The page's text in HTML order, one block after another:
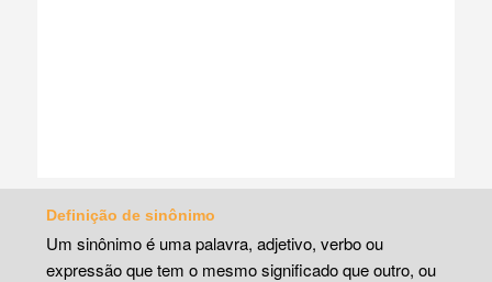
Definição de sinônimo
Um sinônimo é uma palavra, adjetivo, verbo ou
expressão que tem o mesmo significado que outro, ou